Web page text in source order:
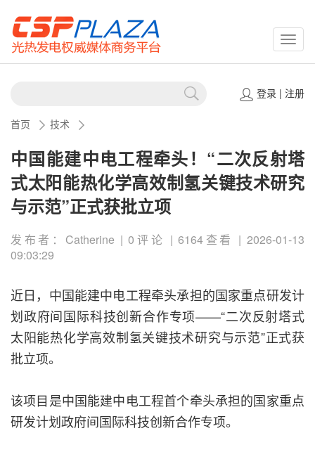
登录| 注册
首页 技术
中国能建中电工程牵头！“二次反射塔
式太阳能热化学高效制氢关键技术研究
与示范”正式获批立项
发布者：Catherine | 0评论 | 6164查看 | 2026-01-13
09:03:29
近日，中国能建中电工程牵头承担的国家重点研发计
划政府间国际科技创新合作专项——“二次反射塔式
太阳能热化学高效制氢关键技术研究与示范”正式获
批立项。
该项目是中国能建中电工程首个牵头承担的国家重点
研发计划政府间国际科技创新合作专项。